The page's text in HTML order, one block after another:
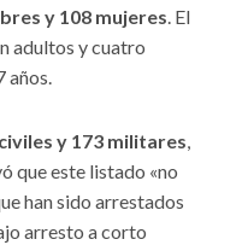
y 108 mujeres. El
adultos y cuatro
años.
y 173 militares,
que este listado «no
han sido arrestados
arresto a corto